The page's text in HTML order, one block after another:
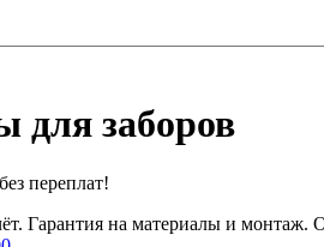
для заборов
переплат!
Гарантия на материалы и монтаж.